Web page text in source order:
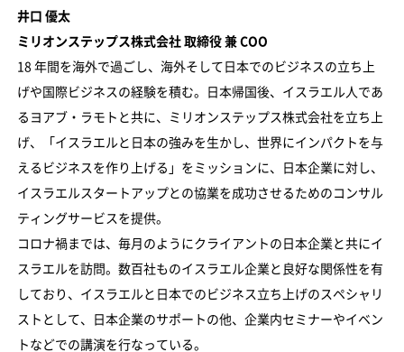
井口 優太
ミリオンステップス株式会社 取締役 兼 COO
18 年間を海外で過ごし、海外そして日本でのビジネスの立ち上
げや国際ビジネスの経験を積む。日本帰国後、イスラエル人であ
るヨアブ・ラモトと共に、ミリオンステップス株式会社を立ち上
げ、「イスラエルと日本の強みを生かし、世界にインパクトを与
えるビジネスを作り上げる」をミッションに、日本企業に対し、
イスラエルスタートアップとの協業を成功させるためのコンサル
ティングサービスを提供。
コロナ禍までは、毎月のようにクライアントの日本企業と共にイ
スラエルを訪問。数百社ものイスラエル企業と良好な関係性を有
しており、イスラエルと日本でのビジネス立ち上げのスペシャリ
ストとして、日本企業のサポートの他、企業内セミナーやイベン
トなどでの講演を行なっている。